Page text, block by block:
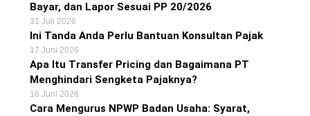
Bayar, dan Lapor Sesuai PP 20/2026
31 Juli 2026
Ini Tanda Anda Perlu Bantuan Konsultan Pajak
17 Juni 2026
Apa Itu Transfer Pricing dan Bagaimana PT
Menghindari Sengketa Pajaknya?
16 Juni 2026
Cara Mengurus NPWP Badan Usaha: Syarat,